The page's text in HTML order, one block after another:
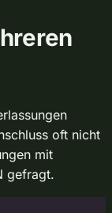
oft nicht
mit
gefragt.